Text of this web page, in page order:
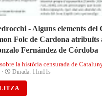
- Alguns elements del
Folc de Cardona atribuïts
Fernández de Córdoba
la història censurada de
Durada: 11m11s